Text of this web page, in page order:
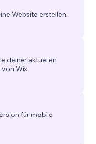
Website erstellen.
deiner aktuellen
Wix.
für mobile